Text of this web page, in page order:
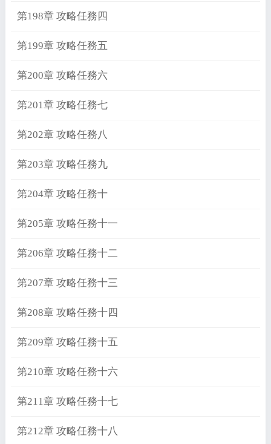
第198章 攻略任務四
第199章 攻略任務五
第200章 攻略任務六
第201章 攻略任務七
第202章 攻略任務八
第203章 攻略任務九
第204章 攻略任務十
第205章 攻略任務十一
第206章 攻略任務十二
第207章 攻略任務十三
第208章 攻略任務十四
第209章 攻略任務十五
第210章 攻略任務十六
第211章 攻略任務十七
第212章 攻略任務十八